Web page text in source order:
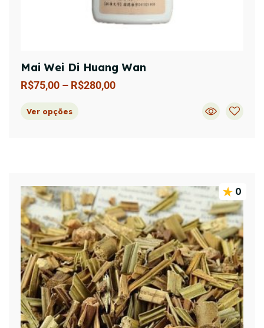
Mai Wei Di Huang Wan
R$75,00 – R$280,00
Ver opções
0